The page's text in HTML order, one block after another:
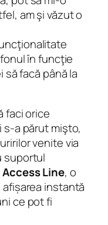
am şi văzut o
în funcţie
să facă până la
faci orice
s-a părut mişto,
venite via
suportul
Access Line, o
instantă
ce pot fi